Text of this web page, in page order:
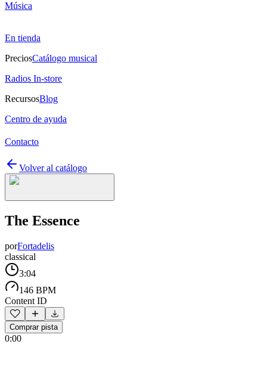
Música
En tienda
PreciosCatálogo musical
Radios In-store
RecursosBlog
Centro de ayuda
Contacto
Volver al catálogo
The Essence
porFortadelis
classical
3:04
146 BPM
Content ID
Comprar pista
0:00